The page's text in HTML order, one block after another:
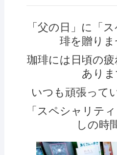
「父の日」に「
琲を贈りま
珈琲には日頃の
ありま
いつも頑張って
「スペシャリテ
しの時